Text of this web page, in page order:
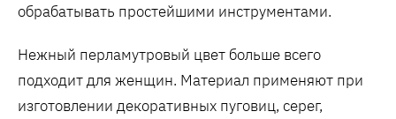
обрабатывать простейшими инструментами.
Нежный перламутровый цвет больше всего
подходит для женщин. Материал применяют при
изготовлении декоративных пуговиц, серег,